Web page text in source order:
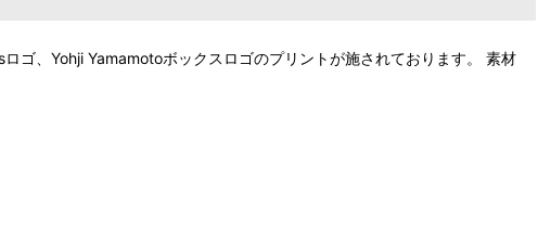
ゴ、Yohji Yamamotoボックスロゴのプリントが施されております。 素材